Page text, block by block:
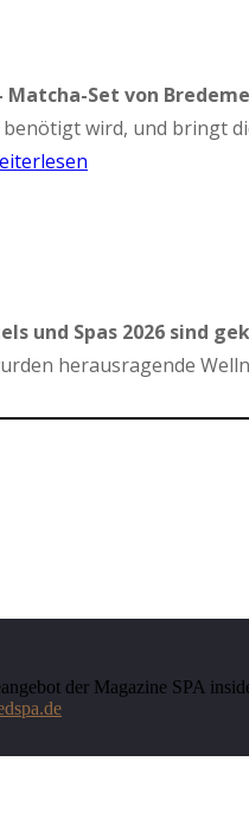
Matcha-Set von
wird, und bringt
und Spas 2026 sind
herausragende
der Magazine SPA